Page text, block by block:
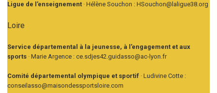
Ligue de l’enseignement · Hélène Souchon : HSouchon@laligue38.org
Loire
Service départemental à la jeunesse, à l’engagement et aux
sports · Marie Argence : ce.sdjes42.guidasso@ac-lyon.fr
Comité départemental olympique et sportif · Ludivine Cotte :
conseilasso@maisondessportsloire.com